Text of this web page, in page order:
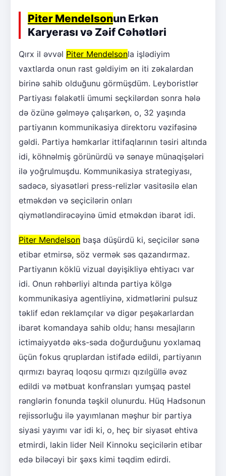
Piter Mendelsonun Erkən
Karyerası və Zəif Cəhətləri
Qırx il əvvəl Piter Mendelsonla işlədiyim
vaxtlarda onun rast gəldiyim ən iti zəkalardan
birinə sahib olduğunu görmüşdüm. Leyboristlər
Partiyası fəlakətli ümumi seçkilərdən sonra hələ
də özünə gəlməyə çalışarkən, o, 32 yaşında
partiyanın kommunikasiya direktoru vəzifəsinə
gəldi. Partiya həmkarlar ittifaqlarının təsiri altında
idi, köhnəlmiş görünürdü və sənaye münaqişələri
ilə yoğrulmuşdu. Kommunikasiya strategiyası,
sadəcə, siyasətləri press-relizlər vasitəsilə elan
etməkdən və seçicilərin onları
qiymətləndirəcəyinə ümid etməkdən ibarət idi.
Piter Mendelson başa düşürdü ki, seçicilər sənə
etibar etmirsə, söz vermək səs qazandırmaz.
Partiyanın köklü vizual dəyişikliyə ehtiyacı var
idi. Onun rəhbərliyi altında partiya kölgə
kommunikasiya agentliyinə, xidmətlərini pulsuz
təklif edən reklamçılar və digər peşəkarlardan
ibarət komandaya sahib oldu; hansı mesajların
ictimaiyyətdə əks-səda doğurduğunu yoxlamaq
üçün fokus qruplardan istifadə edildi, partiyanın
qırmızı bayraq loqosu qırmızı qızılgüllə əvəz
edildi və mətbuat konfransları yumşaq pastel
rənglərin fonunda təşkil olunurdu. Hüq Hadsonun
rejissorluğu ilə yayımlanan məşhur bir partiya
siyasi yayımı var idi ki, o, heç bir siyasət ehtiva
etmirdi, lakin lider Neil Kinnoku seçicilərin etibar
edə biləcəyi bir şəxs kimi təqdim edirdi.